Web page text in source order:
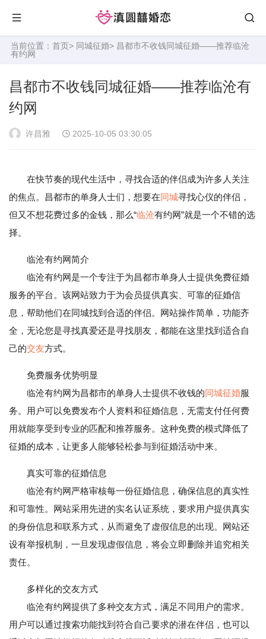
当前位置： 首页> 同城征婚> 昌都市不收钱同城征婚——推荐临沧
有约网
昌都市不收钱同城征婚——推荐临沧有
约网
许昌雅 2025-10-05 03:30:05
在快节奏的现代生活中，寻找合适的伴侣成为许多人关注
的焦点。昌都市的单身人士们，想要在同城寻找心仪的伴侣，
但又不想花费过多的金钱，那么“临沧有约网”就是一个不错的选
择。
临沧有约网简介
临沧有约网是一个专注于为昌都市单身人士提供免费征婚
服务的平台。该网站致力于为会员提供真实、可靠的征婚信
息，帮助他们在同城找到合适的伴侣。网站操作简单，功能齐
全，无论您是寻找真爱还是寻找朋友，都能在这里找到适合自
己的交友方式。
免费服务优势明显
临沧有约网为昌都市的单身人士提供不收钱的同城征婚服
务。用户可以免费发布个人资料和征婚信息，无需支付任何费
用就能享受到专业的匹配和推荐服务。这种免费的模式降低了
征婚的成本，让更多人能够轻松参与到征婚活动中来。
真实可靠的征婚信息
临沧有约网严格审核每一份征婚信息，确保信息的真实性
和可靠性。网站采用先进的实名认证系统，要求用户提供真实
的身份信息和联系方式，从而避免了虚假信息的出现。网站还
设有举报机制，一旦发现虚假信息，将会立即删除并追究相关
责任。
多样化的交友方式
临沧有约网提供了多种交友方式，满足不同用户的需求。
用户可以通过搜索功能找到符合自己要求的潜在伴侣，也可以